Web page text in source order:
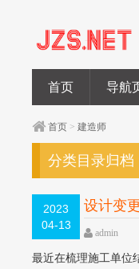
首页 导航
首页 >建造师
分类目录归档
2023
04-13
设计变
admin
最近在梳理施工单位